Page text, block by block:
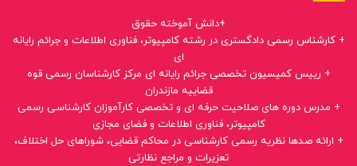
+دانش آموخته حقوق
+ کارشناس رسمی دادگستری در رشته کامپیوتر، فناوری اطلاعات و جرائم رایانه
ای
+ رییس کمیسیون تخصصی جرائم رایانه ای مرکز کارشناسان رسمی قوه
قضاییه مازندران
+ مدرس دوره های صلاحیت حرفه ای و تخصصی کارآموزان کارشناسی رسمی
کامپیوتر، فناوری اطلاعات و فضای مجازی
+ ارائه صدها نظریه رسمی کارشناسی در محاکم قضایی، شوراهای حل اختلاف،
تعزیرات و مراجع نظارتی